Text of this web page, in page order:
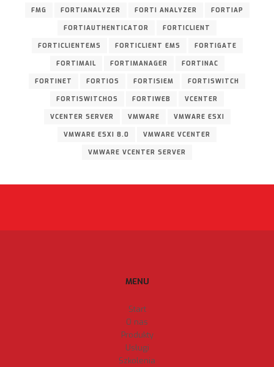
FMG FORTIANALYZER FORTI ANALYZER FORTIAP
FORTIAUTHENTICATOR FORTICLIENT
FORTICLIENTEMS FORTICLIENT EMS FORTIGATE
FORTIMAIL FORTIMANAGER FORTINAC
FORTINET FORTIOS FORTISIEM FORTISWITCH
FORTISWITCHOS FORTIWEB VCENTER
VCENTER SERVER VMWARE VMWARE ESXI
VMWARE ESXI 8.0 VMWARE VCENTER
VMWARE VCENTER SERVER
MENU
Start
O nas
Produkty
Usługi
Szkolenia